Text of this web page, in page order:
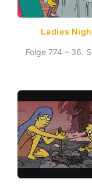
Ladies
Folge 774 – 36.